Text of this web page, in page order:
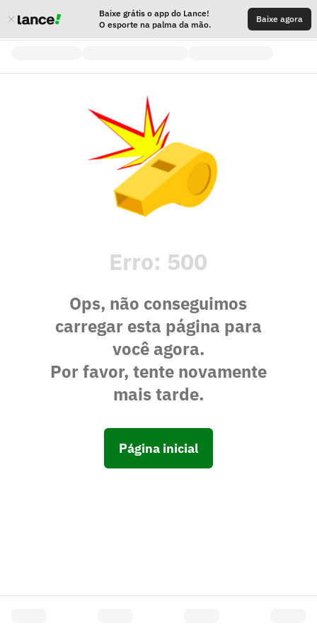
Baixe grátis o app do Lance!
O esporte na palma da mão.
Baixe agora
Erro: 500
Ops, não conseguimos
carregar esta página para
você agora.
Por favor, tente novamente
mais tarde.
Página inicial